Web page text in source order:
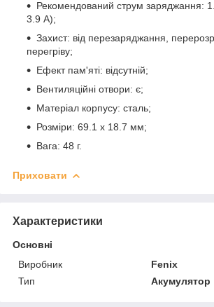
Рекомендований струм заряджання:
3.9 А);
Захист: від перезаряджання,
перегріву;
Ефект пам'яті: відсутній;
Вентиляційні отвори: є;
Матеріал корпусу: сталь;
Розміри: 69.1 х 18.7 мм;
Вага: 48 г.
Приховати
Характеристики
Основні
Виробник
Fenix
Тип
Акумулятор